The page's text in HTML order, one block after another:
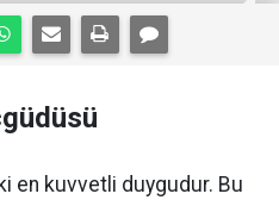
en kuvvetli duygudur. Bu